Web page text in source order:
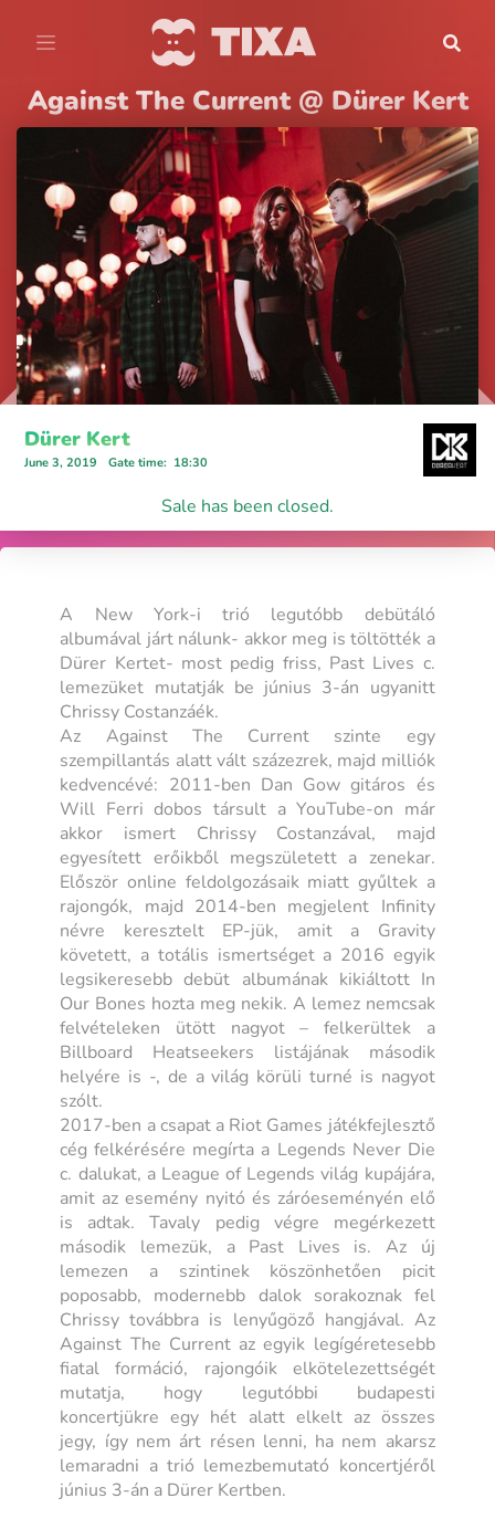
Against The Current @ Dürer Kert
Dürer Kert
June 3, 2019 Gate time: 18:30
Sale has been closed.
A New York-i trió legutóbb debütáló
albumával járt nálunk- akkor meg is töltötték a
Dürer Kertet- most pedig friss, Past Lives c.
lemezüket mutatják be június 3-án ugyanitt
Chrissy Costanzáék.
Az Against The Current szinte egy
szempillantás alatt vált százezrek, majd milliók
kedvencévé: 2011-ben Dan Gow gitáros és
Will Ferri dobos társult a YouTube-on már
akkor ismert Chrissy Costanzával, majd
egyesített erőikből megszületett a zenekar.
Először online feldolgozásaik miatt gyűltek a
rajongók, majd 2014-ben megjelent Infinity
névre keresztelt EP-jük, amit a Gravity
követett, a totális ismertséget a 2016 egyik
legsikeresebb debüt albumának kikiáltott In
Our Bones hozta meg nekik. A lemez nemcsak
felvételeken ütött nagyot – felkerültek a
Billboard Heatseekers listájának második
helyére is -, de a világ körüli turné is nagyot
szólt.
2017-ben a csapat a Riot Games játékfejlesztő
cég felkérésére megírta a Legends Never Die
c. dalukat, a League of Legends világ kupájára,
amit az esemény nyitó és záróeseményén elő
is adtak. Tavaly pedig végre megérkezett
második lemezük, a Past Lives is. Az új
lemezen a szintinek köszönhetően picit
poposabb, modernebb dalok sorakoznak fel
Chrissy továbbra is lenyűgöző hangjával. Az
Against The Current az egyik legígéretesebb
fiatal formáció, rajongóik elkötelezettségét
mutatja, hogy legutóbbi budapesti
koncertjükre egy hét alatt elkelt az összes
jegy, így nem árt résen lenni, ha nem akarsz
lemaradni a trió lemezbemutató koncertjéről
június 3-án a Dürer Kertben.